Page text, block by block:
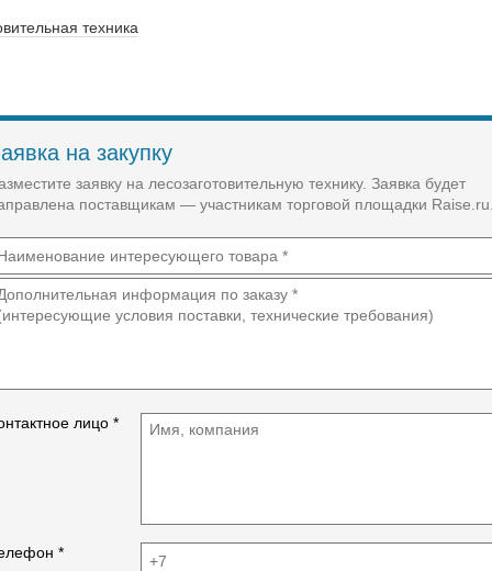
техника
на закупку
заявку на лесозаготовительную технику. Заявка будет
поставщикам — участникам торговой площадки
лицо *
*